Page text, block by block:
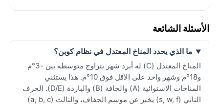
الأسئلة الشائعة
ما الذي يحدد المناخ المعتدل في نظام كوبن؟
المناخ المعتدل (C) له أبرد شهر يتراوح متوسطه بين -3°م
و18°م وشهر واحد على الأقل فوق 10°م. هذا يستثني
المناخات الاستوائية (A) والجافة (B) والباردة (D/E). الحرف
الثاني (s, w, f) يخبر عن موسم الجفاف، والثالث (a, b, c)